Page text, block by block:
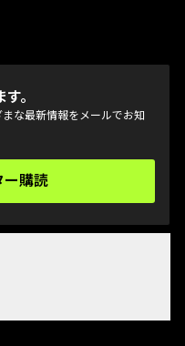
。
な最新情報をメールでお知
ー購読
in a new tab)